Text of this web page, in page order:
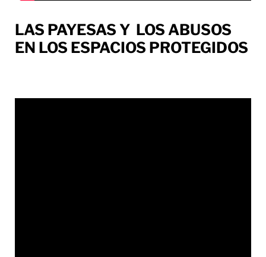
LAS PAYESAS Y LOS ABUSOS
EN LOS ESPACIOS PROTEGIDOS